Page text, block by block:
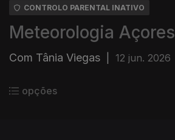
CONTROLO PARENTAL INATIVO
Meteorologia Açores
Com Tânia Viegas 12 jun. 2026
opções